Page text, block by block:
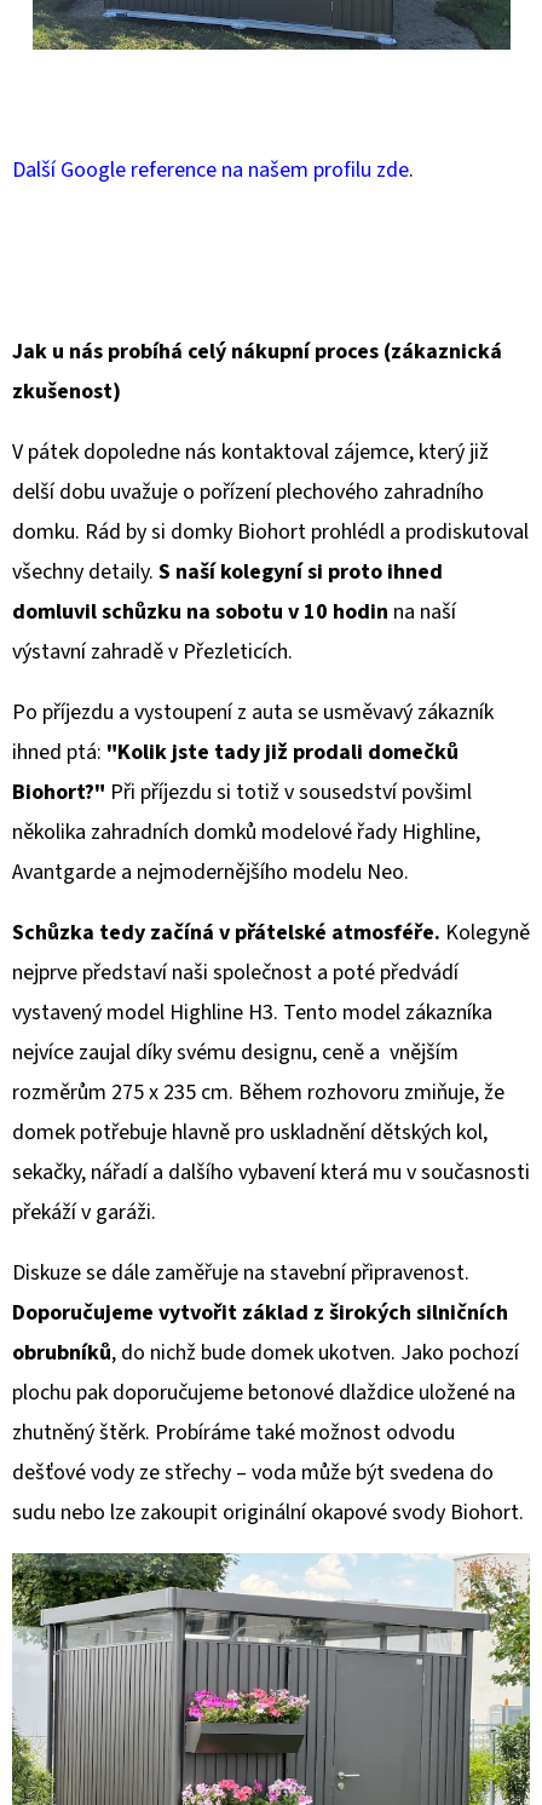
DalšíGoogle reference na našem profilu zde.
Jak u nás probíhá celý nákupní proces (zákaznická
zkušenost)
V pátek dopoledne nás kontaktoval zájemce, který již
delší dobu uvažuje o pořízení plechového zahradního
domku. Rád by si domky Biohort prohlédl a prodiskutoval
všechny detaily. S naší kolegyní si proto ihned
domluvil schůzku na sobotu v 10 hodin na naší
výstavní zahradě v Přezleticích.
Po příjezdu a vystoupení z auta se usměvavý zákazník
ihned ptá: "Kolik jste tady již prodali domečků
Biohort?" Při příjezdu si totiž v sousedství povšiml
několika zahradních domků modelové řady Highline,
Avantgarde a nejmodernějšího modelu Neo.
Schůzka tedy začíná v přátelské atmosféře. Kolegyně
nejprve představí naši společnost a poté předvádí
vystavený model Highline H3. Tento model zákazníka
nejvíce zaujal díky svému designu, ceně a vnějším
rozměrům 275 x 235 cm. Během rozhovoru zmiňuje, že
domek potřebuje hlavně pro uskladnění dětských kol,
sekačky, nářadí a dalšího vybavení která mu v současnosti
překáží v garáži.
Diskuze se dále zaměřuje na stavební připravenost.
Doporučujeme vytvořit základ z širokých silničních
obrubníků, do nichž bude domek ukotven. Jako pochozí
plochu pak doporučujeme betonové dlaždice uložené na
zhutněný štěrk. Probíráme také možnost odvodu
dešťové vody ze střechy – voda může být svedena do
sudu nebo lze zakoupit originální okapové svody Biohort.